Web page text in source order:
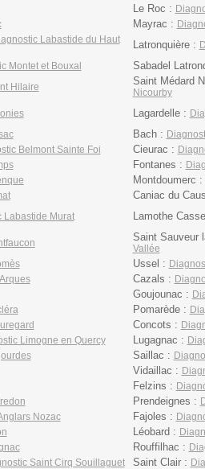
Le Roc :
Mayrac :
Labastide du Haut
Latronquière :
Montet et Bouxal Sabadel
Hilaire Saint Médard
Nicourby
Lagardelle :
Bach :
Belmont Sainte Foi Cieurac :
Fontanes :
Montdoumerc :
Caniac du
Labastide Murat Lamothe
Saint Sauveur
Vallée
Ussel :
Cazals :
Goujounac :
Pomarède :
Concots :
Limogne en Quercy Lugagnac :
Saillac :
Vidaillac :
Felzins :
Prendeignes :
Nozac Fajoles :
Léobard :
Rouffilhac :
Saint Cirq Souillaguet Saint Clair :